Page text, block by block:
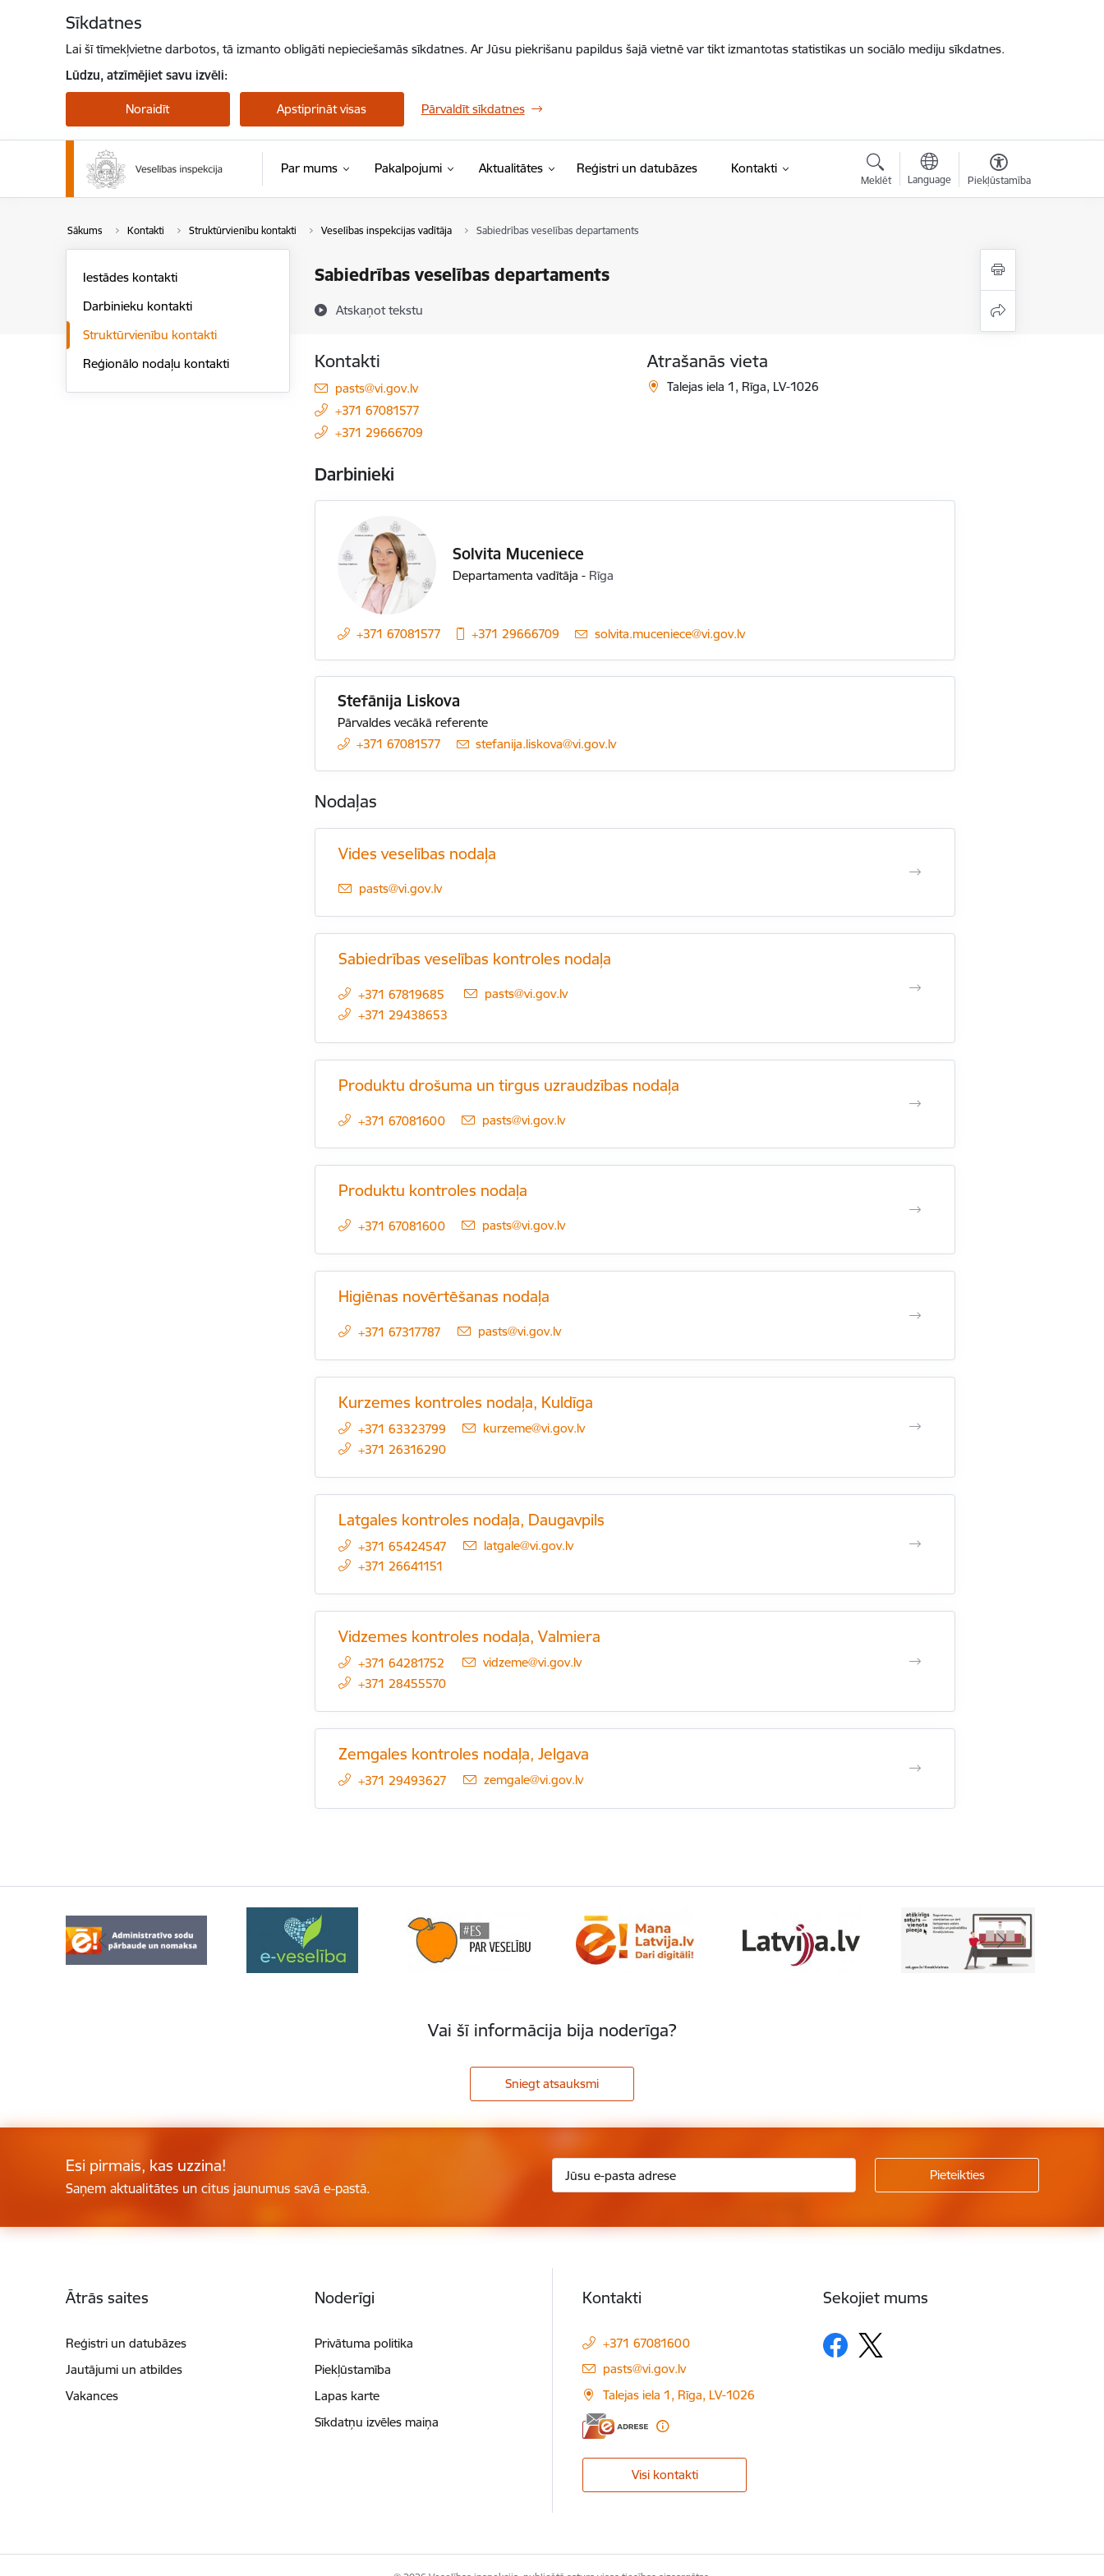
Sīkdatnes
Lai šī tīmekļvietne darbotos, tā izmanto obligāti nepieciešamās sīkdatnes. Ar Jūsu piekrišanu papildus šajā vietnē var tikt izmantotas statistikas un sociālo mediju sīkdatnes.
Lūdzu, atzīmējiet savu izvēli:
Noraidīt Apstiprināt visas Pārvaldīt sīkdatnes
Par mums Pakalpojumi Aktualitātes Reģistri un datubāzes Kontakti
Meklēt Language Piekļūstamība
Sākums Kontakti Struktūrvienību kontakti Veselības inspekcijas vadītāja Sabiedrības veselības departaments
Sabiedrības veselības departaments
Atskaņot tekstu
Iestādes kontakti
Darbinieku kontakti
Struktūrvienību kontakti
Reģionālo nodaļu kontakti
Kontakti
E-pasts:
pasts@vi.gov.lv
+371 67081577
+371 29666709
Atrašanās vieta
Talejas iela 1, Rīga, LV-1026
Darbinieki
Solvita Muceniece
Departamenta vadītāja - Rīga
+371 67081577 +371 29666709 E-pasts:
solvita.muceniece@vi.gov.lv
Stefānija Liskova
Pārvaldes vecākā referente
+371 67081577
E-pasts:
stefanija.liskova@vi.gov.lv
Nodaļas
Vides veselības nodaļa
E-pasts:
pasts@vi.gov.lv
Sabiedrības veselības kontroles nodaļa
+371 67819685
+371 29438653
E-pasts:
pasts@vi.gov.lv
Produktu drošuma un tirgus uzraudzības nodaļa
+371 67081600 E-pasts:
pasts@vi.gov.lv
Produktu kontroles nodaļa
+371 67081600 E-pasts:
pasts@vi.gov.lv
Higiēnas novērtēšanas nodaļa
+371 67317787 E-pasts:
pasts@vi.gov.lv
Kurzemes kontroles nodaļa, Kuldīga
+371 63323799
+371 26316290
E-pasts:
kurzeme@vi.gov.lv
Latgales kontroles nodaļa, Daugavpils
+371 65424547
+371 26641151
E-pasts:
latgale@vi.gov.lv
Vidzemes kontroles nodaļa, Valmiera
+371 64281752
+371 28455570
E-pasts:
vidzeme@vi.gov.lv
Zemgales kontroles nodaļa, Jelgava
+371 29493627 E-pasts:
zemgale@vi.gov.lv
Vai šī informācija bija noderīga?
Sniegt atsauksmi
Esi pirmais, kas uzzina!
Saņem aktualitātes un citus jaunumus savā e-pastā.
Ātrās saites
Reģistri un datubāzes
Jautājumi un atbildes
Vakances
Noderīgi
Privātuma politika
Piekļūstamība
Lapas karte
Sīkdatņu izvēles maiņa
Kontakti
+371 67081600
E-pasts:
pasts@vi.gov.lv
Talejas iela 1, Rīga, LV-1026
Visi kontakti
Sekojiet mums